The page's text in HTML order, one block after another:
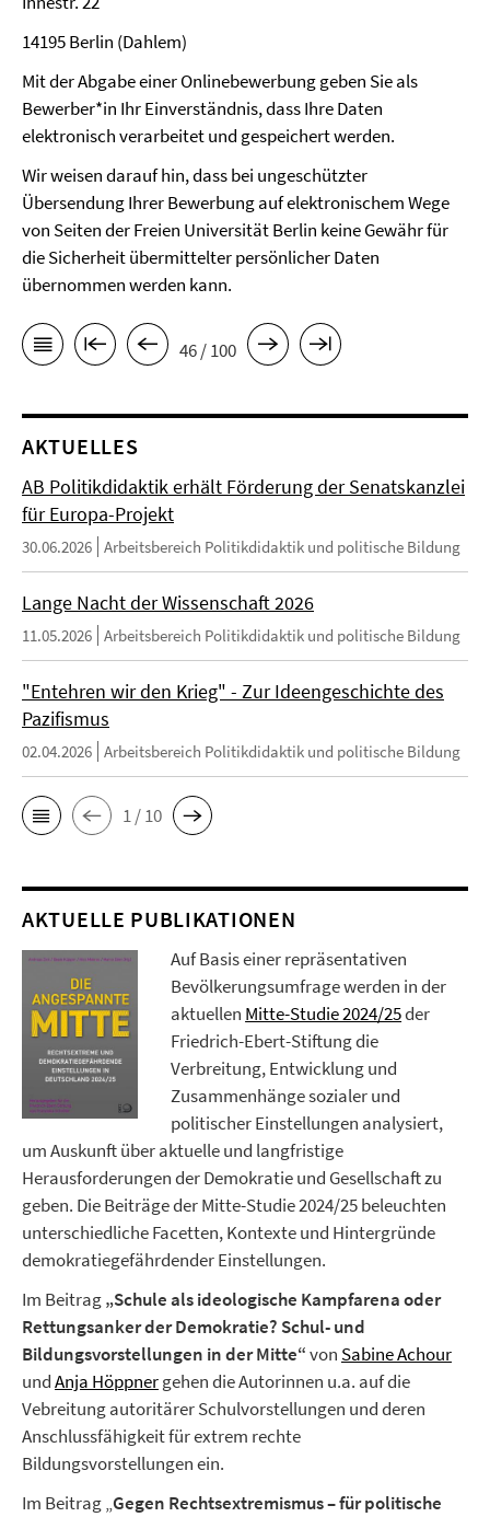
14195 Berlin (Dahlem)
Mit der Abgabe einer Onlinebewerbung geben Sie als
Bewerber*in Ihr Einverständnis, dass Ihre Daten
elektronisch verarbeitet und gespeichert werden.
Wir weisen darauf hin, dass bei ungeschützter
Übersendung Ihrer Bewerbung auf elektronischem Wege
von Seiten der Freien Universität Berlin keine Gewähr für
die Sicherheit übermittelter persönlicher Daten
übernommen werden kann.
46 / 100
AKTUELLES
AB Politikdidaktik erhält Förderung der Senatskanzlei
für Europa-Projekt
30.06.2026 Arbeitsbereich Politikdidaktik und politische Bildung
Lange Nacht der Wissenschaft 2026
11.05.2026 Arbeitsbereich Politikdidaktik und politische Bildung
"Entehren wir den Krieg" - Zur Ideengeschichte des
Pazifismus
02.04.2026 Arbeitsbereich Politikdidaktik und politische Bildung
1 / 10
AKTUELLE PUBLIKATIONEN
Auf Basis einer repräsentativen
Bevölkerungsumfrage werden in der
aktuellen Mitte-Studie 2024/25der
Friedrich-Ebert-Stiftung die
Verbreitung, Entwicklung und
Zusammenhänge sozialer und
politischer Einstellungen analysiert,
um Auskunft über aktuelle und langfristige
Herausforderungen der Demokratie und Gesellschaft zu
geben. Die Beiträge der Mitte-Studie 2024/25 beleuchten
unterschiedliche Facetten, Kontexte und Hintergründe
demokratiegefährdender Einstellungen.
Im Beitrag„Schule als ideologische Kampfarena oder
Rettungsanker der Demokratie? Schul- und
Bildungsvorstellungen in der Mitte“von Sabine Achour
undAnja Höppnergehen die Autorinnen u.a. auf die
Vebreitung autoritärer Schulvorstellungen und deren
Anschlussfähigkeit für extrem rechte
Bildungsvorstellungen ein.
Im Beitrag „Gegen Rechtsextremismus – für politische